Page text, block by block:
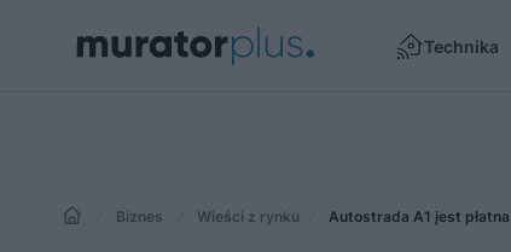
Technika
Biznes Wieści z rynku Autostrada A1 jest